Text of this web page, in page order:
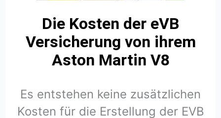
Die Kosten der eVB
Versicherung von ihrem
Aston Martin V8
Es entstehen keine zusätzlichen
Kosten für die Erstellung der EVB